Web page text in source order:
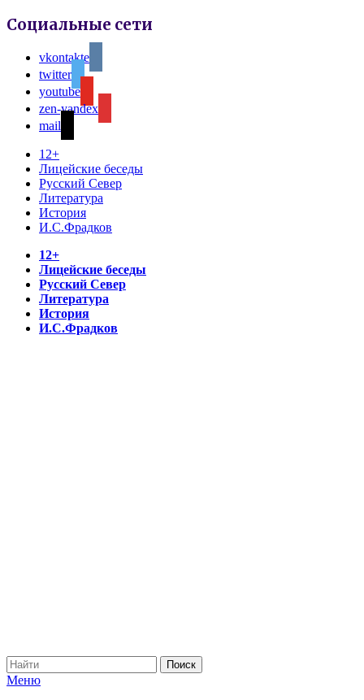
Социальные сети
vkontakte
twitter
youtube
zen-yandex
mail
12+
Лицейские беседы
Русский Север
Литература
История
И.С.Фрадков
12+
Лицейские беседы
Русский Север
Литература
История
И.С.Фрадков
Меню